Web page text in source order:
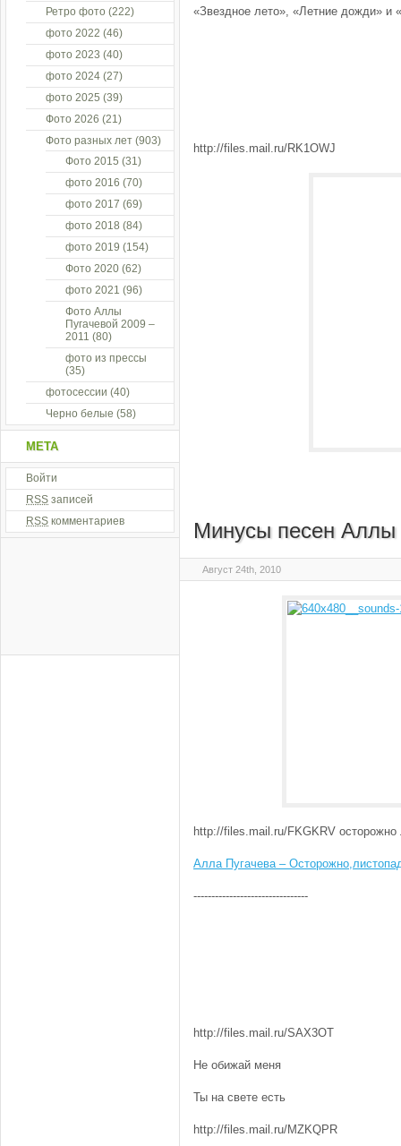
«Звездное лето», «Летние дожди» и
http://files.mail.ru/RK1OWJ
Минусы песен Аллы
Август 24th, 2010
http://files.mail.ru/FKGKRV осторожно
Алла Пугачева –
--------------------------------
http://files.mail.ru/SAX3OT
Не обижай меня
Ты на свете есть
http://files.mail.ru/MZKQPR
Ретро фото (222)
фото 2022 (46)
фото 2023 (40)
фото 2024 (27)
фото 2025 (39)
Фото 2026 (21)
Фото разных лет (903)
Фото 2015 (31)
фото 2016 (70)
фото 2017 (69)
фото 2018 (84)
фото 2019 (154)
Фото 2020 (62)
фото 2021 (96)
Фото Аллы
Пугачевой 2009 –
2011 (80)
фото из прессы
(35)
фотосессии (40)
Черно белые (58)
МЕТА
Войти
RSS записей
RSS комментариев